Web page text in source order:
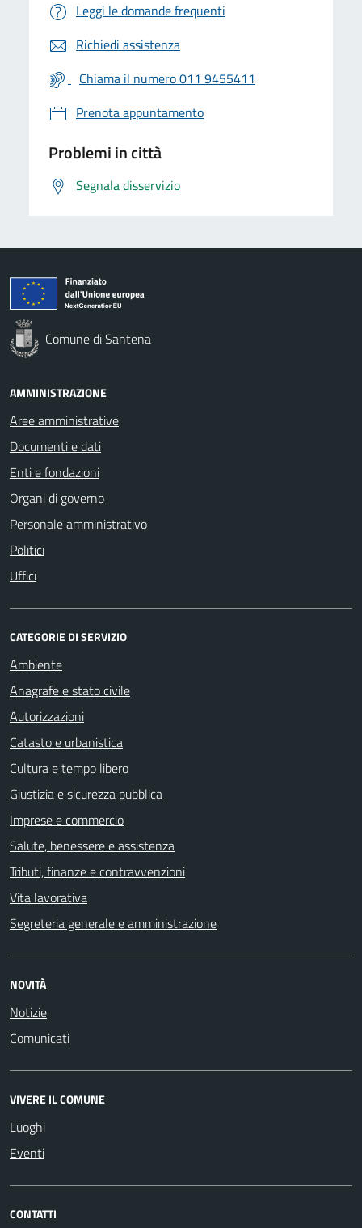
Leggi le domande frequenti
Richiedi assistenza
Chiama il numero 011 9455411
Prenota appuntamento
Problemi in città
Segnala disservizio
Comune di Santena
AMMINISTRAZIONE
Aree amministrative
Documenti e dati
Enti e fondazioni
Organi di governo
Personale amministrativo
Politici
Uffici
CATEGORIE DI SERVIZIO
Ambiente
Anagrafe e stato civile
Autorizzazioni
Catasto e urbanistica
Cultura e tempo libero
Giustizia e sicurezza pubblica
Imprese e commercio
Salute, benessere e assistenza
Tributi, finanze e contravvenzioni
Vita lavorativa
Segreteria generale e amministrazione
NOVITÀ
Notizie
Comunicati
VIVERE IL COMUNE
Luoghi
Eventi
CONTATTI